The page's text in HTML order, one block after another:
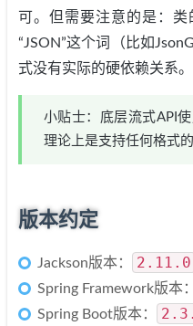
可。但需要注意的是：
“JSON”这个词（比如
式没有实际的硬依赖关系。
小贴士：底层流式API
理论上是支持任何格式的
版本约定
Jackson版本： 2.11.0
Spring Framework版本：
Spring Boot版本：